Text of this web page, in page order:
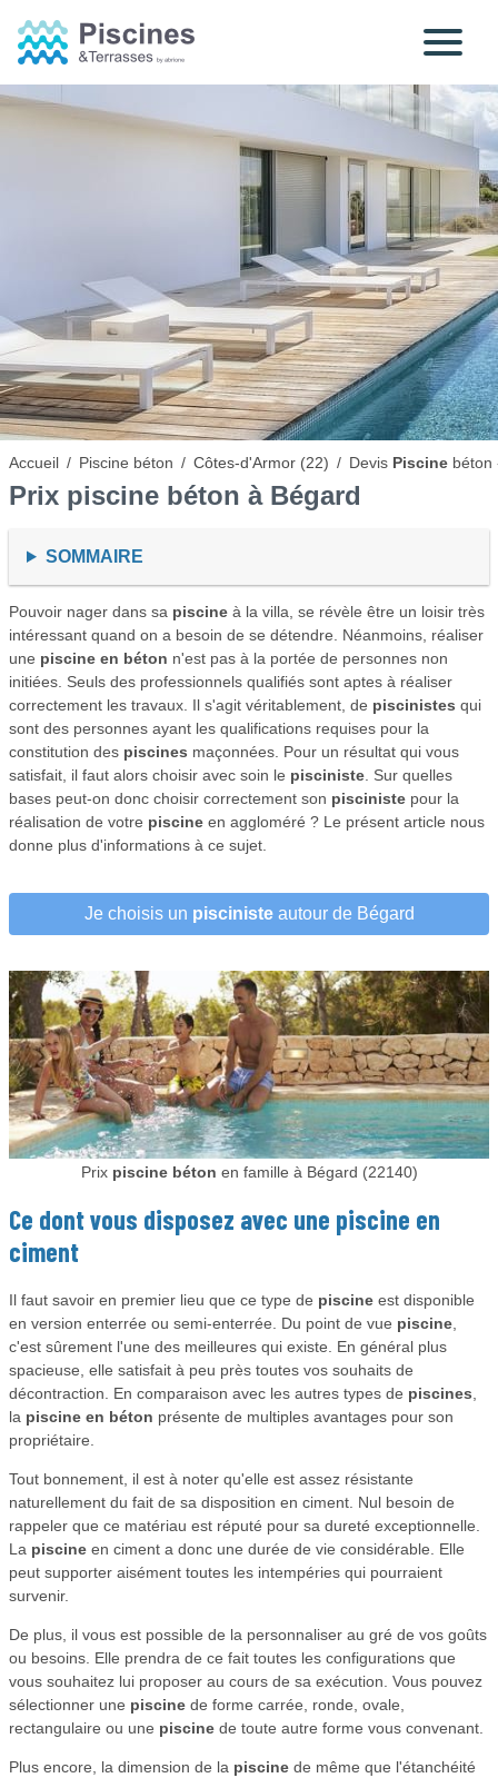
Accueil / Piscine béton / Côtes-d'Armor (22) / Devis Piscine béton
Prix piscine béton à Bégard
SOMMAIRE
Pouvoir nager dans sa piscine à la villa, se révèle être un loisir très
intéressant quand on a besoin de se détendre. Néanmoins, réaliser
une piscine en béton n'est pas à la portée de personnes non
initiées. Seuls des professionnels qualifiés sont aptes à réaliser
correctement les travaux. Il s'agit véritablement, de piscinistes qui
sont des personnes ayant les qualifications requises pour la
constitution des piscines maçonnées. Pour un résultat qui vous
satisfait, il faut alors choisir avec soin le pisciniste . Sur quelles
bases peut-on donc choisir correctement son pisciniste pour la
réalisation de votre piscine en aggloméré ? Le présent article nous
donne plus d'informations à ce sujet.
Je choisis un piscinisteautour de Bégard
Prix piscine béton en famille à Bégard (22140)
Ce dont vous disposez avec une piscine en
ciment
Il faut savoir en premier lieu que ce type de piscine est disponible
en version enterrée ou semi-enterrée. Du point de vue piscine,
c'est sûrement l'une des meilleures qui existe. En général plus
spacieuse, elle satisfait à peu près toutes vos souhaits de
décontraction. En comparaison avec les autres types de piscines,
la piscine en béton présente de multiples avantages pour son
propriétaire.
Tout bonnement, il est à noter qu'elle est assez résistante
naturellement du fait de sa disposition en ciment. Nul besoin de
rappeler que ce matériau est réputé pour sa dureté exceptionnelle.
La piscine en ciment a donc une durée de vie considérable. Elle
peut supporter aisément toutes les intempéries qui pourraient
survenir.
De plus, il vous est possible de la personnaliser au gré de vos goûts
ou besoins. Elle prendra de ce fait toutes les configurations que
vous souhaitez lui proposer au cours de sa exécution. Vous pouvez
sélectionner une piscine de forme carrée, ronde, ovale,
rectangulaire ou une piscine de toute autre forme vous convenant.
Plus encore, la dimension de la piscine de même que l'étanchéité